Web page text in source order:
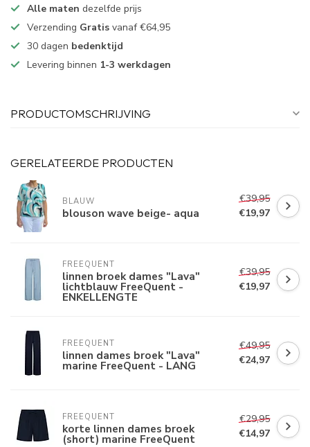
Alle maten dezelfde prijs
Verzending Gratis vanaf €64,95
30 dagen bedenktijd
Levering binnen 1-3 werkdagen
PRODUCTOMSCHRIJVING
GERELATEERDE PRODUCTEN
BLAUW
blouson wave beige- aqua
€39,95
€19,97
FREEQUENT
linnen broek dames "Lava"
lichtblauw FreeQuent -
ENKELLENGTE
€39,95
€19,97
FREEQUENT
linnen dames broek "Lava"
marine FreeQuent - LANG
€49,95
€24,97
FREEQUENT
korte linnen dames broek
(short) marine FreeQuent
€29,95
€14,97